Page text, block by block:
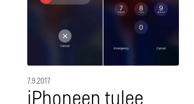
7.9.2017
iPhoneen tulee